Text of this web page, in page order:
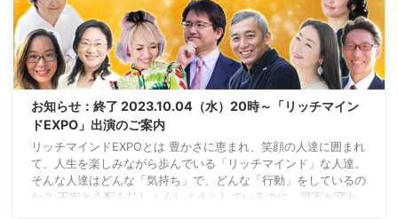
お知らせ：終了 2023.10.04（水）20時～「リッチマイン
ドEXPO」出演のご案内
リッチマインドEXPOとは 豊かさに恵まれ、笑顔の人達に囲まれ
て、人生を楽しみながら歩んでいる「リッチマインド」な人達。
そんな人達はどんな「気持ち」で、どんな「行動」をしているの
か？ 不安と心配を払しょくしようとしているのに、現実が変わ